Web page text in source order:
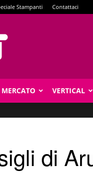
Stampanti Contattaci
MERCATO VERTICAL
di